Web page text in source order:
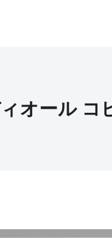
オール コ